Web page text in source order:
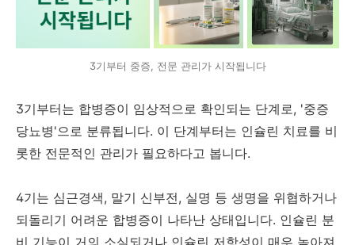
3기부터 중증, 전문 관리가 시작됩니다
3기부터는 합병증이 임상적으로 확인되는 단계로, '중증
당뇨병'으로 분류됩니다. 이 단계부터는 인슐린 치료를 비
롯한 전문적인 관리가 필요하다고 봅니다.
4기는 심근경색, 말기 신부전, 실명 등 생명을 위협하거나
되돌리기 어려운 합병증이 나타난 상태입니다. 인슐린 분